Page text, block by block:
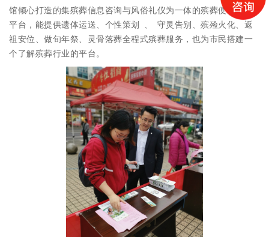
馆倾心打造的集殡葬信息咨询与风俗礼仪为一体的殡葬便民服务
平台，能提供遗体运送、个性策划 、 守灵告别、殡殓火化、返
祖安位、做旬年祭、灵骨落葬全程式殡葬服务，也为市民搭建一
个了解殡葬行业的平台。